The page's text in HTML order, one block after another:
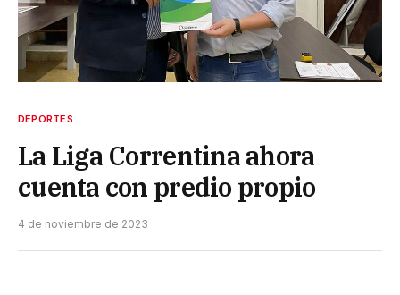
DEPORTES
La Liga Correntina ahora
cuenta con predio propio
4 de noviembre de 2023